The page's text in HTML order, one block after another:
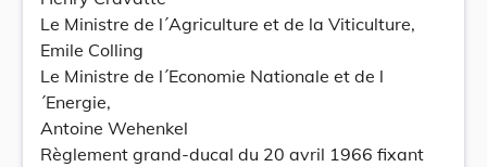
Le Ministre de l´Agriculture et de la Viticulture,
Emile Colling
Le Ministre de l´Economie Nationale et de l
´Energie,
Antoine Wehenkel
Règlement grand-ducal du 20 avril 1966 fixant